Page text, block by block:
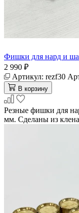
Фишки для нард и
2 990 ₽
Артикул: rezf30
В корзину
Резные фишки для
мм. Сделаны из